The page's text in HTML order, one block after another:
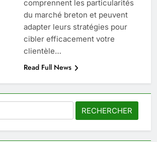
comprennent les particularités
du marché breton et peuvent
adapter leurs stratégies pour
cibler efficacement votre
clientèle…
Read Full News
trouver un accompagnement
sérieux à un tarif juste ?
BIEN ÊTRE
Sclérose en plaques et
femmes enceintes doivent
connaître
SANTÉ